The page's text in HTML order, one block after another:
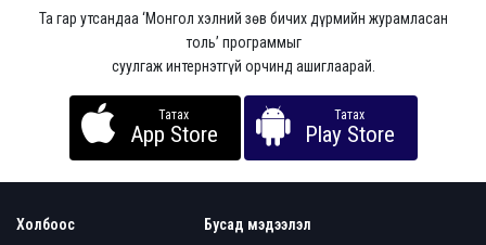
Та гар утсандаа ‘Монгол хэлний зөв бичих дүрмийн журамласан
толь’ программыг
суулгаж интернэтгүй орчинд ашиглаарай.
Татах
App Store
Татах
Play Store
Холбоос
Бусад мэдээлэл